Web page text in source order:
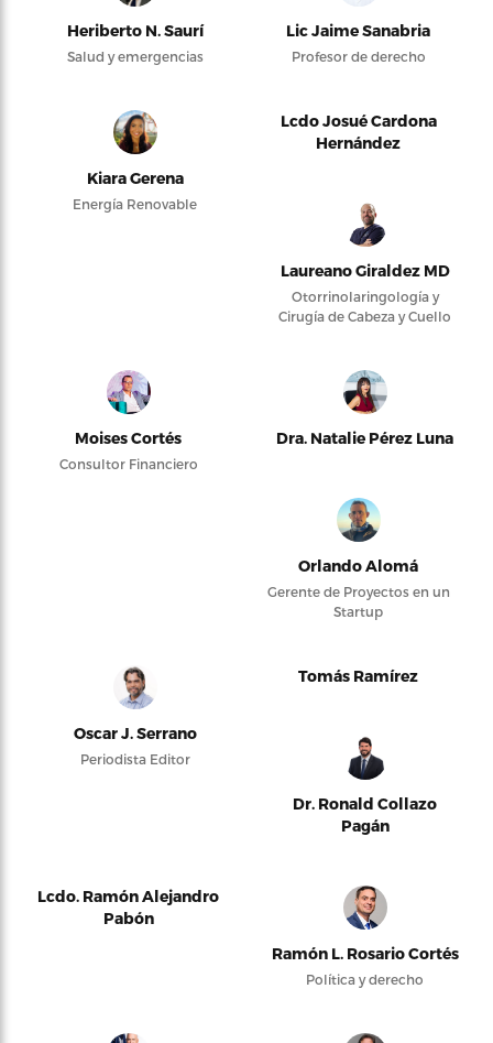
Heriberto N. Saurí
Salud y emergencias
Lic Jaime Sanabria
Profesor de derecho
Kiara Gerena
Energía Renovable
Lcdo Josué Cardona
Hernández
Laureano Giraldez MD
Otorrinolaringología y
Cirugía de Cabeza y Cuello
Moises Cortés
Consultor Financiero
Dra. Natalie Pérez Luna
Orlando Alomá
Gerente de Proyectos en un
Startup
Oscar J. Serrano
Periodista Editor
Tomás Ramírez
Dr. Ronald Collazo
Pagán
Lcdo. Ramón Alejandro
Pabón
Ramón L. Rosario Cortés
Política y derecho